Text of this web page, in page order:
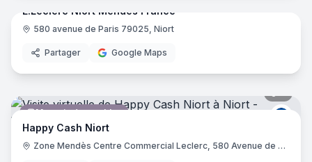
Supermarché
E.Leclerc Niort Mendes France
580 avenue de Paris 79025, Niort
Partager Google Maps
Magasin de meubles
Happy Cash Niort
Zone Mendès Centre Commercial Leclerc, 580 Avenue de Paris, 79000 Niort